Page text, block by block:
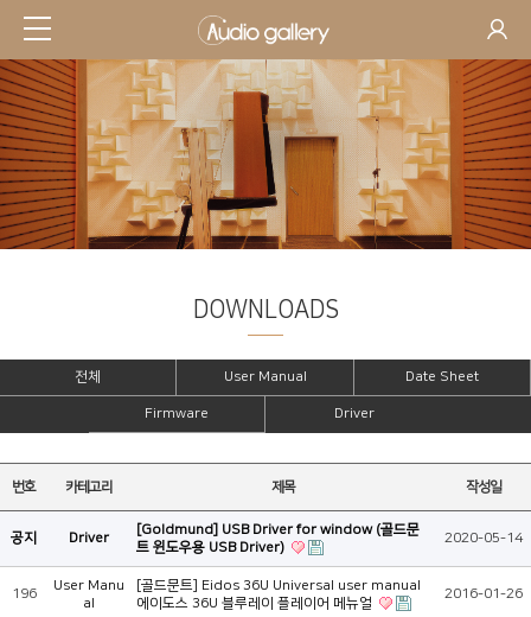
SUPPORT
DOWNLOADS
전체 User Manual Date Sheet
Firmware Driver
번호 카테고리 제목 작성일
공지 Driver
[Goldmund] USB Driver for window (골드문
트 윈도우용 USB Driver)
2020-05-14
196
User Manu
al
[골드문트] Eidos 36U Universal user manual
에이도스 36U 블루레이 플레이어 메뉴얼
2016-01-26